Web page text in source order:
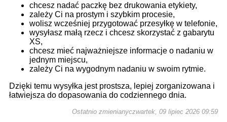
chcesz nadać paczkę bez drukowania etykiety,
zależy Ci na prostym i szybkim procesie,
wolisz wcześniej przygotować przesyłkę w telefonie,
wysyłasz małą rzecz i chcesz skorzystać z gabarytu
XS,
chcesz mieć najważniejsze informacje o nadaniu w
jednym miejscu,
zależy Ci na wygodnym nadaniu w swoim rytmie.
Dzięki temu wysyłka jest prostsza, lepiej zorganizowana i
łatwiejsza do dopasowania do codziennego dnia.
Ostatnio zmienianyczwartek, 09 lipiec 2026 09:59